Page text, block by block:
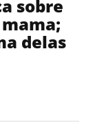
sobre
delas